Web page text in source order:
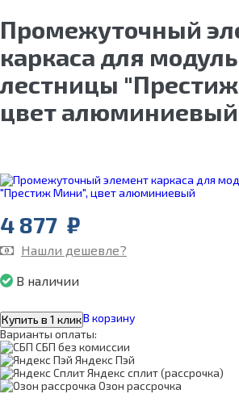
Промежуточный
каркаса для
лестницы
цвет алюминиевый
4 877 ₽
Нашли дешевле?
В наличии
Купить в 1 кликВ корзину
Варианты оплаты:
СБП без комиссии
Яндекс Пэй
Яндекс сплит (рассрочка)
Озон рассрочка